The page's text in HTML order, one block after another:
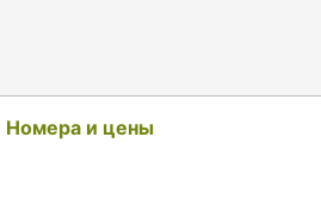
Номера и цены